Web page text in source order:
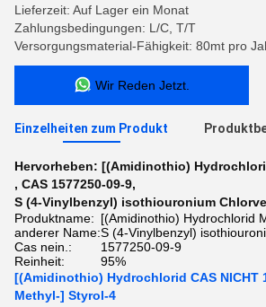
Lieferzeit: Auf Lager ein Monat
Zahlungsbedingungen: L/C, T/T
Versorgungsmaterial-Fähigkeit: 80mt pro
Wir Reden Jetzt.
Einzelheiten zum Produkt
Hervorheben: [(Amidinothio)
, CAS 1577250-09-9,
S (4-Vinylbenzyl) isothiouronium
Produktname: [(Amidinothio) Hydrochlorid
anderer Name:S (4-Vinylbenzyl)
Cas nein.:
1577250-09-9
Reinheit:
95%
[(Amidinothio) Hydrochlorid CAS NICHT
Methyl-] Styrol-4